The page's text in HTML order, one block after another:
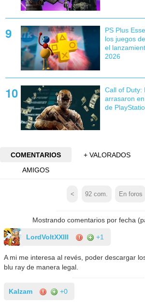
PS Plus
los juegos
el
2026
Call of Duty:
arrasaron
de
COMENTARIOS
+ VALORADOS
AMIGOS
< 92 com. En foros
Mostrando comentarios por fecha
LordVoltXXIII +1
A mi me interesa al revés, poder descargar
blu ray de manera legal.
Kalzam +0